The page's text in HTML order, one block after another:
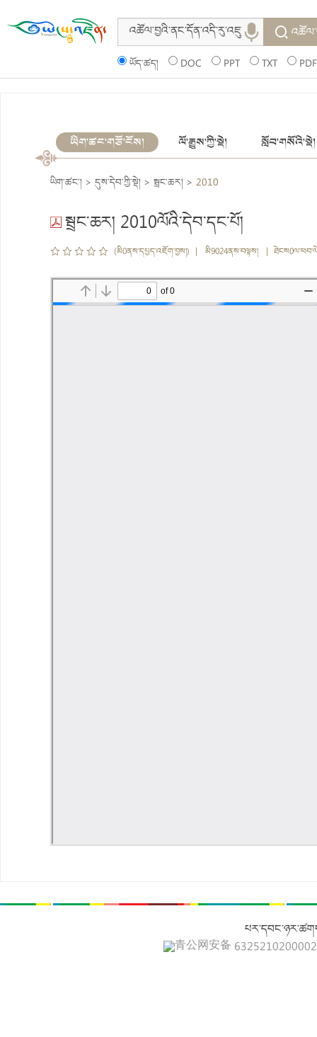
ཡོད་ཚད། DOC PPT TXT PDF
ཡིག་ཚང་གཙོ་ངོས། ལོ་རྒྱུས་ཀྱི་སྡེ། སློབ་གསོའི་སྡེ།
ཡིག་ཚང་། > དུས་དེབ་ཀྱི་སྡེ། > སྦྲང་ཆར། > 2010
སྦྲང་ཆར། 2010ལོའི་དེབ་དང་པོ།
(མི0ནས་དཔྱད་འཇོག་བྱས།) | མི9024ནས་བལྟས། |
青公网安备